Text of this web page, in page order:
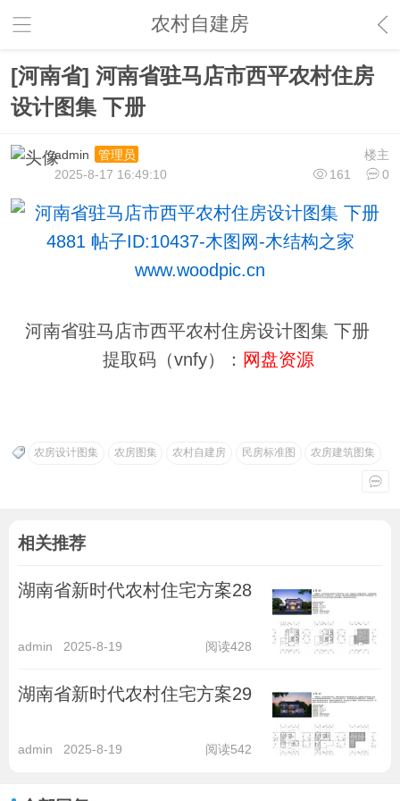
农村自建房
[河南省] 河南省驻马店市西平农村住房
设计图集 下册
楼主
admin
管理员
161
0
2025-8-17 16:49:10
河南省驻马店市西平农村住房设计图集 下册
提取码（vnfy）： 网盘资源
农房设计图集 农房图集 农村自建房 民房标准图 农房建筑图集
相关推荐
湖南省新时代农村住宅方案28
admin 2025-8-19 阅读428
湖南省新时代农村住宅方案29
admin 2025-8-19 阅读542